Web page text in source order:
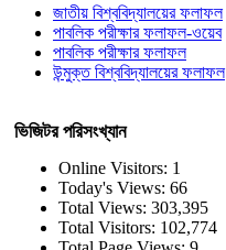
জাতীয় বিশ্ববিদ্যালয়ের ফলাফল
পাবলিক পরীক্ষার ফলাফল-ওয়েব
পাবলিক পরীক্ষার ফলাফল
উন্মুক্ত বিশ্ববিদ্যালয়ের ফলাফল
ভিজিটর পরিসংখ্যান
Online Visitors: 1
Today's Views: 66
Total Views: 303,395
Total Visitors: 102,774